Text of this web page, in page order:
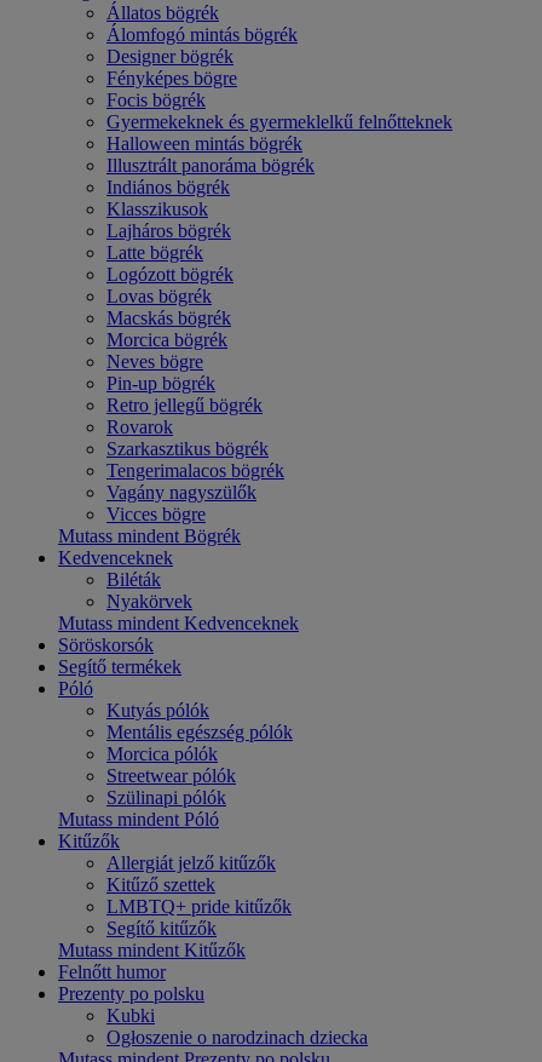
Állatos bögrék
Álomfogó mintás bögrék
Designer bögrék
Fényképes bögre
Focis bögrék
Gyermekeknek és gyermeklelkű felnőtteknek
Halloween mintás bögrék
Illusztrált panoráma bögrék
Indiános bögrék
Klasszikusok
Lajháros bögrék
Latte bögrék
Logózott bögrék
Lovas bögrék
Macskás bögrék
Morcica bögrék
Neves bögre
Pin-up bögrék
Retro jellegű bögrék
Rovarok
Szarkasztikus bögrék
Tengerimalacos bögrék
Vagány nagyszülők
Vicces bögre
Mutass mindent Bögrék
Kedvenceknek
Biléták
Nyakörvek
Mutass mindent Kedvenceknek
Söröskorsók
Segítő termékek
Póló
Kutyás pólók
Mentális egészség pólók
Morcica pólók
Streetwear pólók
Szülinapi pólók
Mutass mindent Póló
Kitűzők
Allergiát jelző kitűzők
Kitűző szettek
LMBTQ+ pride kitűzők
Segítő kitűzők
Mutass mindent Kitűzők
Felnőtt humor
Prezenty po polsku
Kubki
Ogłoszenie o narodzinach dziecka